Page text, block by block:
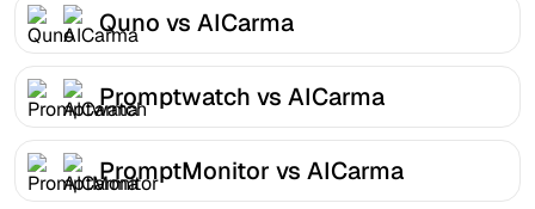
Quno vs AICarma
Promptwatch vs AICarma
PromptMonitor vs AICarma